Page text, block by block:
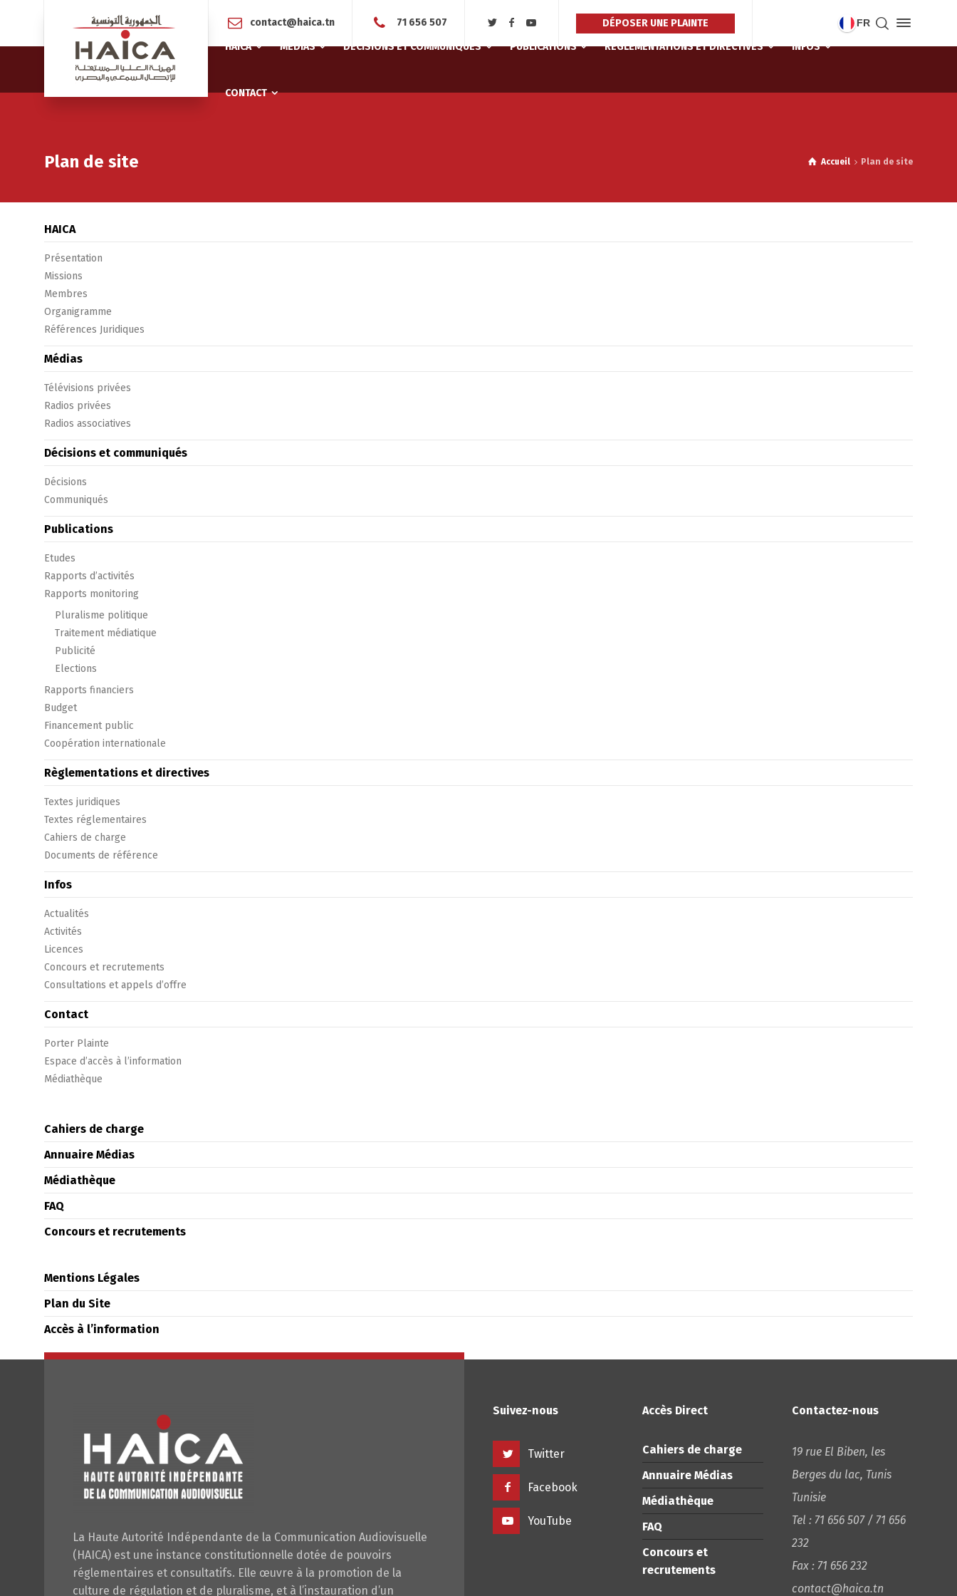
contact@haica.tn 71 656 507 DÉPOSER UNE PLAINTE FR
HAICA MÉDIAS DÉCISIONS ET COMMUNIQUÉS PUBLICATIONS RÈGLEMENTATIONS ET DIRECTIVES INFOS
CONTACT
Plan de site Accueil Plan de site
HAICA
Présentation
Missions
Membres
Organigramme
Références Juridiques
Médias
Télévisions privées
Radios privées
Radios associatives
Décisions et communiqués
Décisions
Communiqués
Publications
Etudes
Rapports d’activités
Rapports monitoring
Pluralisme politique
Traitement médiatique
Publicité
Elections
Rapports financiers
Budget
Financement public
Coopération internationale
Règlementations et directives
Textes juridiques
Textes réglementaires
Cahiers de charge
Documents de référence
Infos
Actualités
Activités
Licences
Concours et recrutements
Consultations et appels d’offre
Contact
Porter Plainte
Espace d’accès à l’information
Médiathèque
Cahiers de charge
Annuaire Médias
Médiathèque
FAQ
Concours et recrutements
Mentions Légales
Plan du Site
Accès à l’information
La Haute Autorité Indépendante de la Communication Audiovisuelle
(HAICA) est une instance constitutionnelle dotée de pouvoirs
réglementaires et consultatifs. Elle œuvre à la promotion de la
culture de régulation et de pluralisme, et à l’instauration d’un
Suivez-nous
Twitter
Facebook
YouTube
Accès Direct
Cahiers de charge
Annuaire Médias
Médiathèque
FAQ
Concours et
recrutements
Contactez-nous
19 rue El Biben, les
Berges du lac, Tunis
Tunisie
Tel : 71 656 507 / 71 656
232
Fax : 71 656 232
contact@haica.tn